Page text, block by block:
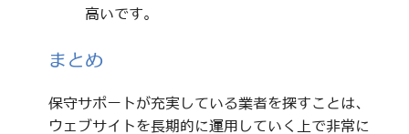
高いです。
まとめ
保守サポートが充実している業者を探すことは、
ウェブサイトを長期的に運用していく上で非常に